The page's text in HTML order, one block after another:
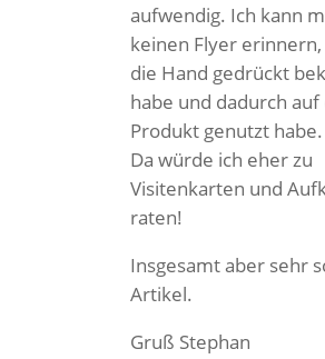
aufwendig. Ich kann
keinen Flyer
die Hand gedrückt
habe und dadurch auf
Produkt genutzt habe.
Da würde ich eher zu
Visitenkarten und
raten!
Insgesamt aber sehr
Artikel.
Gruß Stephan